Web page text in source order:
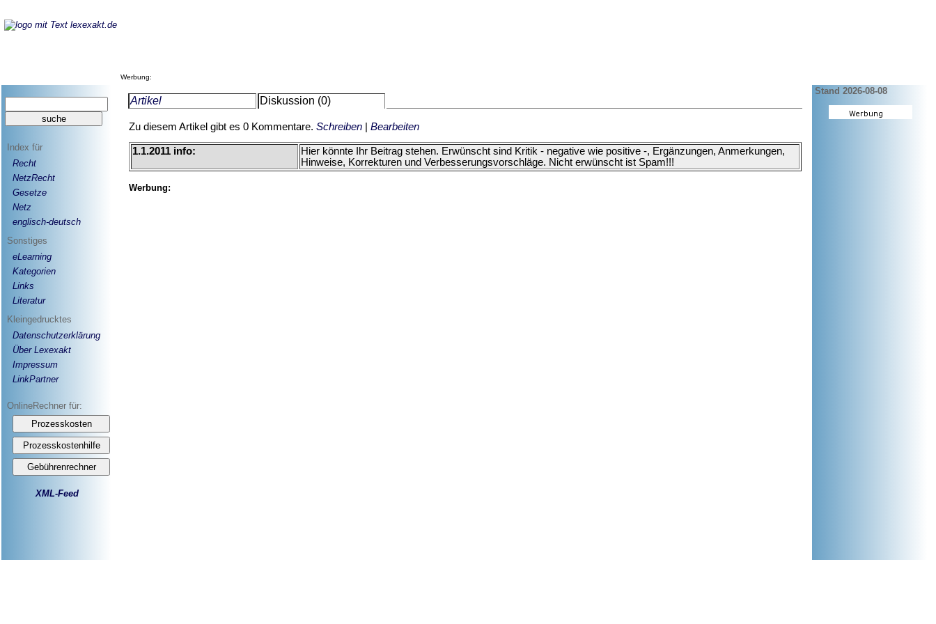
Werbung:
Index für
Recht
NetzRecht
Gesetze
Netz
englisch-deutsch
Sonstiges
eLearning
Kategorien
Links
Literatur
Kleingedrucktes
Datenschutzerklärung
Über Lexexakt
Impressum
LinkPartner
OnlineRechner für:
XML-Feed
Artikel Diskussion (0)
Zu diesem Artikel gibt es 0 Kommentare. Schreiben Bearbeiten
1.1.2011 info:
Hier könnte Ihr Beitrag stehen. Erwünscht sind Kritik - negative wie positive -, Ergänzungen, Anmerkungen,
Hinweise, Korrekturen und Verbesserungsvorschläge. Nicht erwünscht ist Spam!!!
Werbung:
Stand 2026-08-08